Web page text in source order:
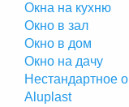
Окна на кухню
Окно в зал
Окно в дом
Окно на дачу
Нестандартное
Аluplast